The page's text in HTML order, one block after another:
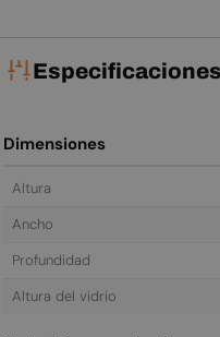
Dimensiones
Altura
Ancho
Profundidad
Altura del vidrio